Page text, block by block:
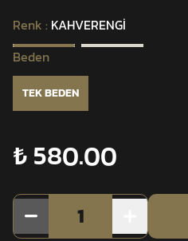
Renk : KAHVERENGİ
Beden
TEK BEDEN
₺ 580.00
1